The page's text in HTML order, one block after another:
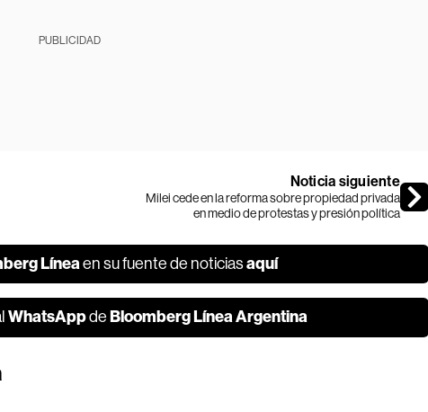
PUBLICIDAD
Noticia siguiente
Milei cede en la reforma sobre propiedad privada
en medio de protestas y presión política
Líneaen su fuente de noticiasaquí
WhatsAppde Bloomberg Línea Argentina